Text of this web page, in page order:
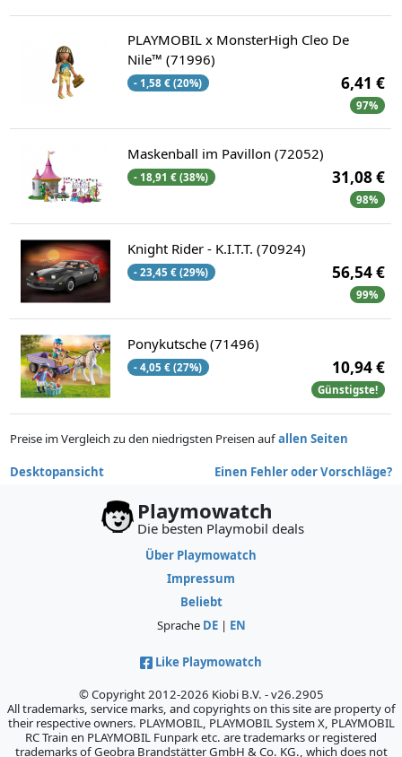
PLAYMOBIL x MonsterHigh Cleo De
Nile™ (71996)
- 1,58 € (20%) 6,41 €
97%
Maskenball im Pavillon (72052)
- 18,91 € (38%) 31,08 €
98%
Knight Rider - K.I.T.T. (70924)
- 23,45 € (29%) 56,54 €
99%
Ponykutsche (71496)
- 4,05 € (27%) 10,94 €
Günstigste!
Preise im Vergleich zu den niedrigsten Preisen aufallen Seiten
Desktopansicht Einen Fehler oder Vorschläge?
Playmowatch
Die besten Playmobil deals
Über Playmowatch
Impressum
Beliebt
Sprache DE| EN
Like Playmowatch
© Copyright 2012-2026 Kiobi B.V. - v26.2905
All trademarks, service marks, and copyrights on this site are property of
their respective owners. PLAYMOBIL, PLAYMOBIL System X, PLAYMOBIL
RC Train en PLAYMOBIL Funpark etc. are trademarks or registered
trademarks of Geobra Brandstätter GmbH & Co. KG., which does not